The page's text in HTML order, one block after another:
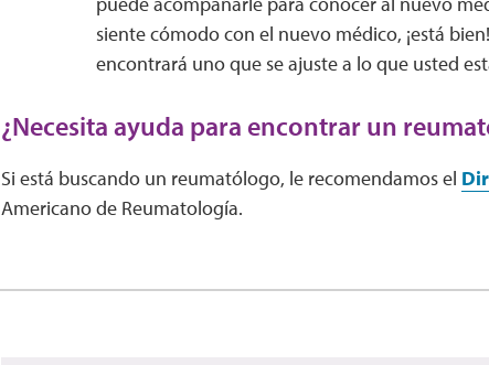
siente cómodo con el nuevo médico, ¡está
encontrará uno que se ajuste a lo que usted
¿Necesita ayuda para encontrar un
Si está buscando un reumatólogo, le recomendamos el
Americano de Reumatología.